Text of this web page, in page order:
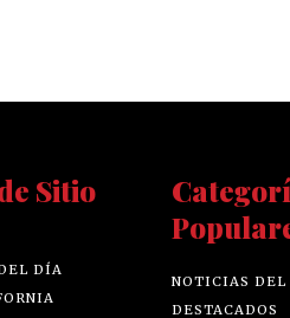
Sitio
DÍA
NOTICIAS DEL
DESTACADOS